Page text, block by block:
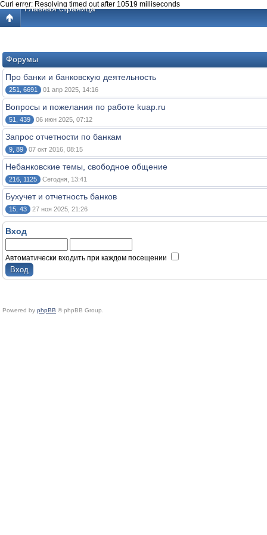
Curl error: Resolving timed out after 10519 milliseconds
Главная страница
Форумы
Про банки и банковскую деятельность
251, 6691 01 апр 2025, 14:16
Вопросы и пожелания по работе kuap.ru
51, 439 06 июн 2025, 07:12
Запрос отчетности по банкам
9, 89 07 окт 2016, 08:15
Небанковские темы, свободное общение
216, 1125 Сегодня, 13:41
Бухучет и отчетность банков
15, 43 27 ноя 2025, 21:26
Вход
Автоматически входить при каждом посещении
Powered by phpBB © phpBB Group.